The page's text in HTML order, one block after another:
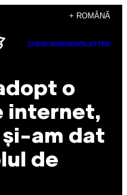
+ ROMÂNĂ
SUBSCRIBENEWSLETTER
o
internet,
și-am dat
de